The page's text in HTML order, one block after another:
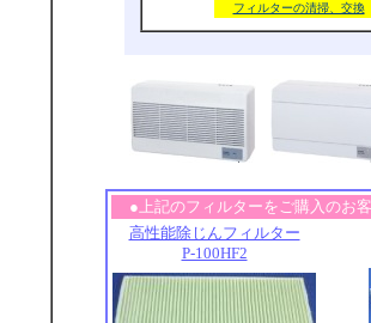
フィルターの清掃、交換
●上記のフィルターをご購入のお
高性能除じんフィルター
P-100HF2